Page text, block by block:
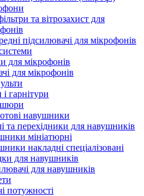
та вітрозахист для
підсилювачі для мікрофонів
для мікрофонів
для мікрофонів
гарнітури
навушники
та перехідники для навушників
мініатюрні
накладні спеціалізовані
для навушників
для навушників
потужності